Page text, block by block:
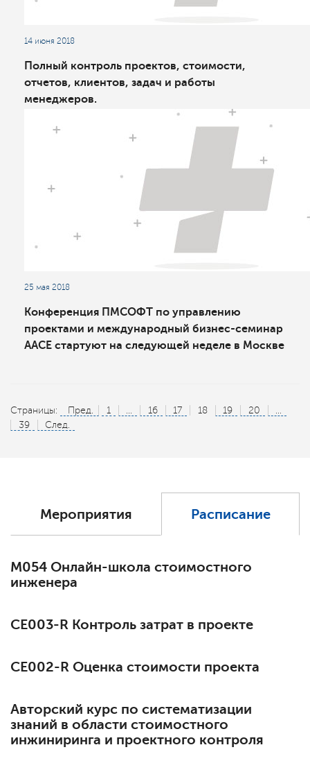
14 июня 2018
Полный контроль проектов, стоимости,
отчетов, клиентов, задач и работы
менеджеров.
25 мая 2018
Конференция ПМСОФТ по управлению
проектами и международный бизнес-семинар
AACE стартуют на следующей неделе в Москве
Страницы: Пред. 1 ... 16 17 18 19 20
...
39
След.
Мероприятия Расписание
М054 Онлайн-школа стоимостного
инженера
СЕ003-R Контроль затрат в проекте
СЕ002-R Оценка стоимости проекта
Авторский курс по систематизации
знаний в области стоимостного
инжиниринга и проектного контроля